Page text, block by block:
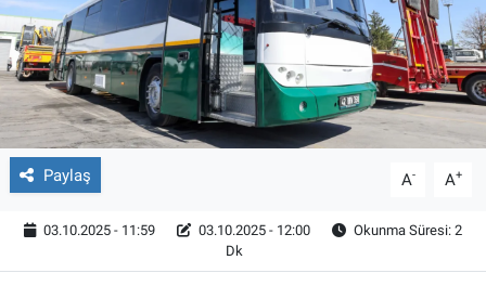
Paylaş A- A+
03.10.2025 - 11:59 03.10.2025 - 12:00
Okunma Süresi: 2
Dk
Röportaj
Video Galeri